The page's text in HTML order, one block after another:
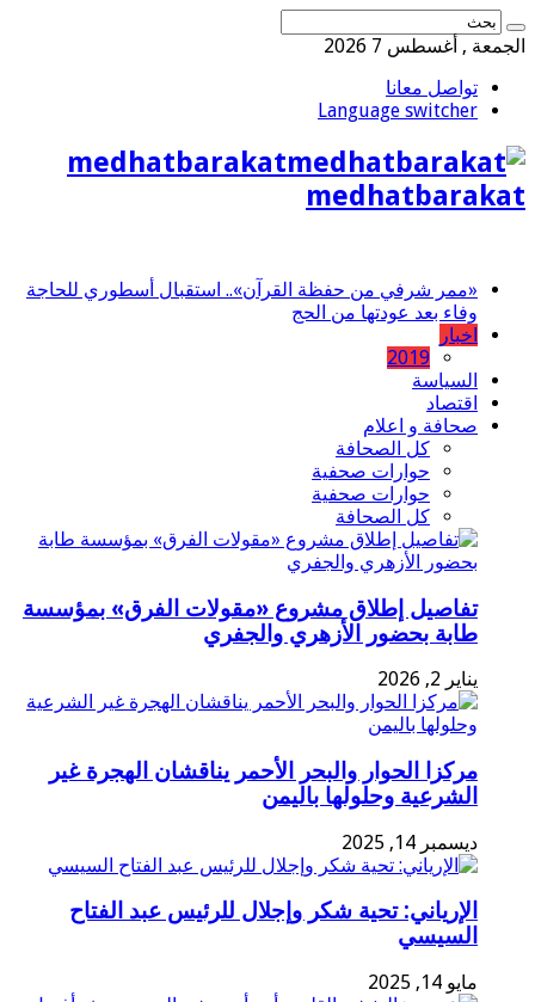
الجمعة , أغسطس 7 2026
تواصل معانا
Language switcher
medhatbarakat
medhatbarakat
«ممر شرفي من حفظة القرآن».. استقبال أسطوري للحاجة
وفاء بعد عودتها من الحج
اخبار
2019
السياسة
اقتصاد
صحافة و اعلام
كل الصحافة
حوارات صحفية
حوارات صحفية
كل الصحافة
تفاصيل إطلاق مشروع «مقولات الفرق» بمؤسسة
طابة بحضور الأزهري والجفري
يناير 2, 2026
مركزا الحوار والبحر الأحمر يناقشان الهجرة غير
الشرعية وحلولها باليمن
ديسمبر 14, 2025
الإرياني: تحية شكر وإجلال للرئيس عبد الفتاح
السيسي
مايو 14, 2025